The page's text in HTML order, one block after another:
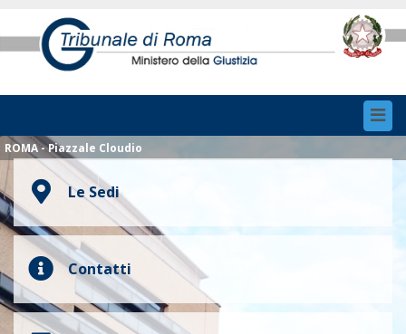
ROMA - Piazzale Cloudio
Le Sedi
Contatti